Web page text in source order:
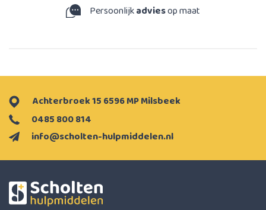
Persoonlijkadviesop maat
info@scholten-hulpmiddelen.nl
0485 800 814
Achterbroek 15 6596 MP Milsbeek